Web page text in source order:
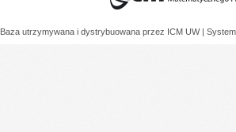
Baza utrzymywana i dystrybuowana przez ICM UW |